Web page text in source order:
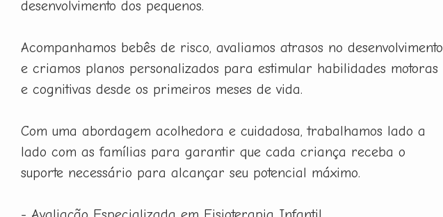
desenvolvimento dos pequenos.
Acompanhamos bebês de risco, avaliamos atrasos no desenvolvimento
e criamos planos personalizados para estimular habilidades motoras
e cognitivas desde os primeiros meses de vida.
Com uma abordagem acolhedora e cuidadosa, trabalhamos lado a
lado com as famílias para garantir que cada criança receba o
suporte necessário para alcançar seu potencial máximo.